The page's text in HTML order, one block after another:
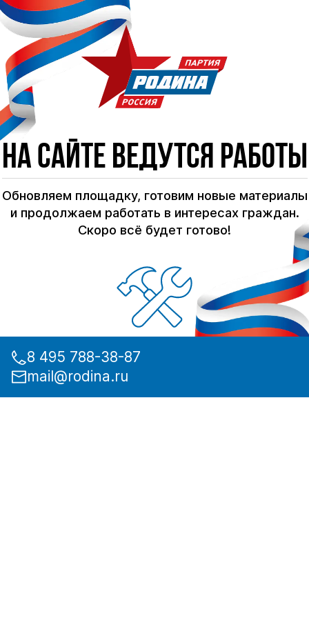
На сайте ведутся работы
Обновляем площадку, готовим новые материалы
и продолжаем работать в интересах граждан.
Скоро всё будет готово!
8 495 788-38-87
mail@rodina.ru